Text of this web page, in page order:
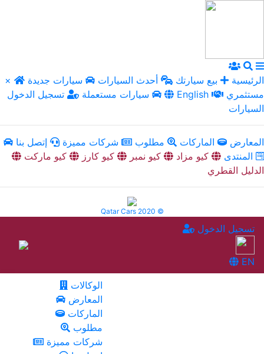
× الرئيسية بيع سيارتك أحدث السيارات
سيارات جديدة
سيارات مستعملة
تسجيل الدخول English
السيارات
المعارض الماركات مطلوب شركات مميزة
إتصل بنا
المنتدى
كيو مزاد كيو نمبر كيو كارز
كيو ماركت
الدليل القطري
Qatar Cars 2020 ©
تسجيل الدخول
EN
الوكالات
المعارض
الماركات
مطلوب
شركات مميزة